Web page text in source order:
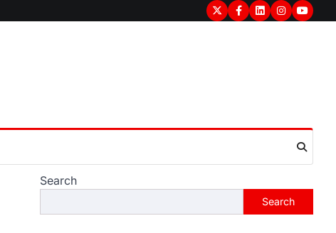
TwitterFacebook
LinkedInInstagram
Search
Search